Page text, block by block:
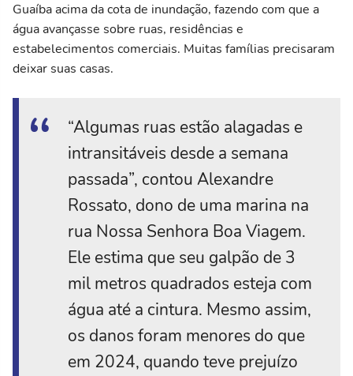
Guaíba acima da cota de inundação, fazendo com que a
água avançasse sobre ruas, residências e
estabelecimentos comerciais. Muitas famílias precisaram
deixar suas casas.
“Algumas ruas estão alagadas e
intransitáveis desde a semana
passada”, contou Alexandre
Rossato, dono de uma marina na
rua Nossa Senhora Boa Viagem.
Ele estima que seu galpão de 3
mil metros quadrados esteja com
água até a cintura. Mesmo assim,
os danos foram menores do que
em 2024, quando teve prejuízo